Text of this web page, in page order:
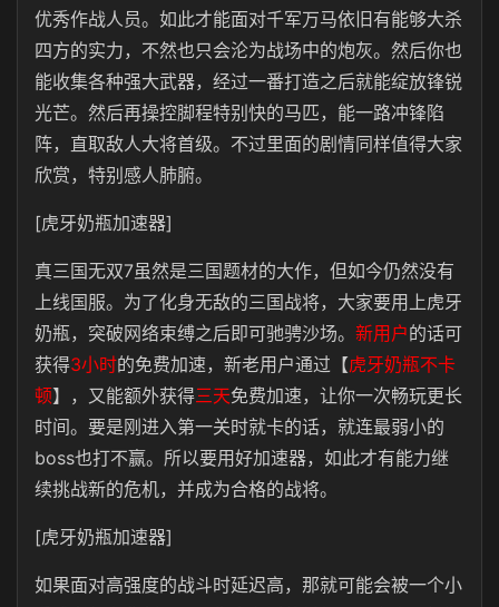
优秀作战人员。如此才能面对千军万马依旧有能够大杀
四方的实力，不然也只会沦为战场中的炮灰。然后你也
能收集各种强大武器，经过一番打造之后就能绽放锋锐
光芒。然后再操控脚程特别快的马匹，能一路冲锋陷
阵，直取敌人大将首级。不过里面的剧情同样值得大家
欣赏，特别感人肺腑。
[虎牙奶瓶加速器]
真三国无双7虽然是三国题材的大作，但如今仍然没有
上线国服。为了化身无敌的三国战将，大家要用上虎牙
奶瓶，突破网络束缚之后即可驰骋沙场。 新用户的话可
获得3小时的免费加速，新老用户通过【虎牙奶瓶不卡
顿】，又能额外获得三天免费加速，让你一次畅玩更长
时间。要是刚进入第一关时就卡的话，就连最弱小的
boss也打不赢。所以要用好加速器，如此才有能力继
续挑战新的危机，并成为合格的战将。
[虎牙奶瓶加速器]
如果面对高强度的战斗时延迟高，那就可能会被一个小